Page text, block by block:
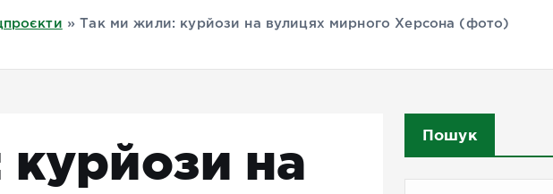
» Так ми жили: курйози на вулицях мирного Херсона (фото)
на
Пошук